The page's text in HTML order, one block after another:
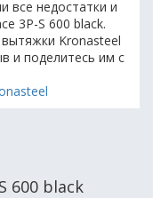
все недостатки и
3P-S 600 black.
Kronasteel
и поделитесь им с
600 black